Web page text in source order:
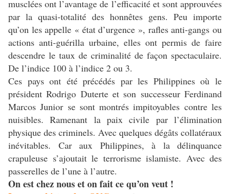
musclées ont l’avantage de l’efficacité et sont approuvées
par la quasi-totalité des honnêtes gens. Peu importe
qu’on les appelle « état d’urgence », rafles anti-gangs ou
actions anti-guérilla urbaine, elles ont permis de faire
descendre le taux de criminalité de façon spectaculaire.
De l’indice 100 à l’indice 2 ou 3.
Ces pays ont été précédés par les Philippines où le
président Rodrigo Duterte et son successeur Ferdinand
Marcos Junior se sont montrés impitoyables contre les
nuisibles. Ramenant la paix civile par l’élimination
physique des criminels. Avec quelques dégâts collatéraux
inévitables. Car aux Philippines, à la délinquance
crapuleuse s’ajoutait le terrorisme islamiste. Avec des
passerelles de l’une à l’autre.
On est chez nous et on fait ce qu’on veut !